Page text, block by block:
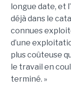
longue date, et
déjà dans le
connues
d’une
plus coûteuse
le travail en
terminé. »